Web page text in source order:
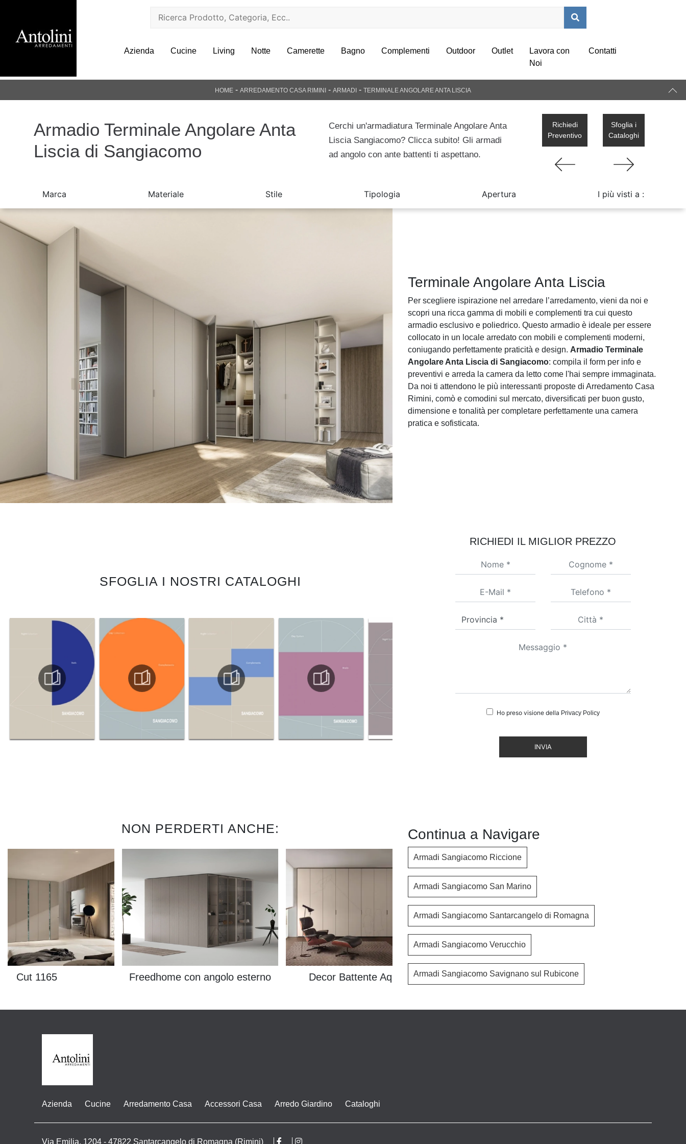
Azienda Cucine Living Notte Camerette Bagno Complementi Outdoor Outlet
Lavora con
Noi
Contatti
HOME - ARREDAMENTO CASA RIMINI - ARMADI - TERMINALE ANGOLARE ANTA LISCIA
Armadio Terminale Angolare Anta
Liscia di Sangiacomo
Cerchi un'armadiatura Terminale Angolare Anta
Liscia Sangiacomo? Clicca subito! Gli armadi
ad angolo con ante battenti ti aspettano.
Richiedi
Preventivo
Sfoglia i
Cataloghi
Marca Materiale Stile Tipologia Apertura I più visti a :
Terminale Angolare Anta Liscia
Per scegliere ispirazione nel arredare l’arredamento, vieni da noi e
scopri una ricca gamma di mobili e complementi tra cui questo
armadio esclusivo e poliedrico. Questo armadio è ideale per essere
collocato in un locale arredato con mobili e complementi moderni,
coniugando perfettamente praticità e design. Armadio Terminale
Angolare Anta Liscia di Sangiacomo: compila il form per info e
preventivi e arreda la camera da letto come l'hai sempre immaginata.
Da noi ti attendono le più interessanti proposte di Arredamento Casa
Rimini, comò e comodini sul mercato, diversificati per buon gusto,
dimensione e tonalità per completare perfettamente una camera
pratica e sofisticata.
SFOGLIA I NOSTRI CATALOGHI
RICHIEDI IL MIGLIOR PREZZO
Ho preso visione della Privacy Policy
INVIA
NON PERDERTI ANCHE:
Cut 1165 Freedhome con angolo esterno Decor Battente Aquilone Ala Loto Natura
Continua a Navigare
Armadi Sangiacomo Riccione
Armadi Sangiacomo San Marino
Armadi Sangiacomo Santarcangelo di Romagna
Armadi Sangiacomo Verucchio
Armadi Sangiacomo Savignano sul Rubicone
Azienda Cucine Arredamento Casa Accessori Casa Arredo Giardino Cataloghi
Via Emilia, 1204 - 47822 Santarcangelo di Romagna (Rimini)